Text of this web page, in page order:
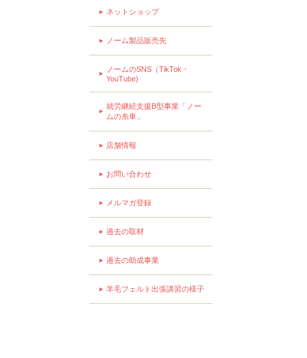
ネットショップ
ノーム製品販売先
ノームのSNS（TikTok・
YouTube)
就労継続支援B型事業「ノー
ムの糸車」
店舗情報
お問い合わせ
メルマガ登録
過去の取材
過去の助成事業
羊毛フェルト出張講習の様子